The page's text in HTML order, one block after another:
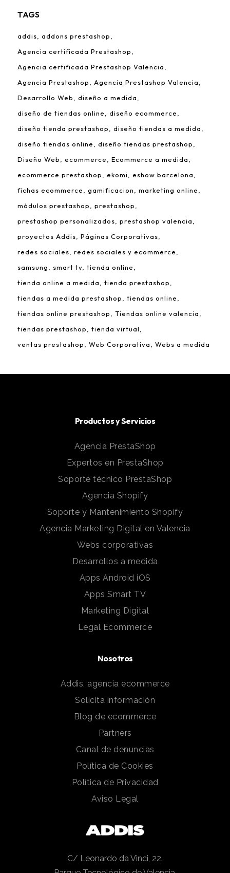
TAGS
addis
addons prestashop
Agencia certificada Prestashop
Agencia certificada Prestashop Valencia
Agencia Prestashop
Agencia Prestashop Valencia
Desarrollo Web
diseño a medida
diseño de tiendas online
diseño ecommerce
diseño tienda prestashop
diseño tiendas a medida
diseño tiendas online
diseño tiendas prestashop
Diseño Web
ecommerce
Ecommerce a medida
ecommerce prestashop
ekomi
eshow barcelona
fichas ecommerce
gamificacion
marketing online
módulos prestashop
prestashop
prestashop personalizados
prestashop valencia
proyectos Addis
Páginas Corporativas
redes sociales
redes sociales y ecommerce
samsung
smart tv tienda online
tienda online a medida
tienda prestashop
tiendas a medida prestashop
tiendas online
tiendas online prestashop
Tiendas online valencia
tiendas prestashop
tienda virtual
ventas prestashop
Web Corporativa Webs a medida
Productos y Servicios
Agencia PrestaShop
Expertos en PrestaShop
Soporte técnico PrestaShop
Agencia Shopify
Soporte y Mantenimiento Shopify
Agencia Marketing Digital en Valencia
Webs corporativas
Desarrollos a medida
Apps Android iOS
Apps Smart TV
Marketing Digital
Legal Ecommerce
Nosotros
Addis, agencia ecommerce
Solicita información
Blog de ecommerce
Partners
Canal de denuncias
Política de Cookies
Política de Privacidad
Aviso Legal
C/ Leonardo da Vinci, 22.